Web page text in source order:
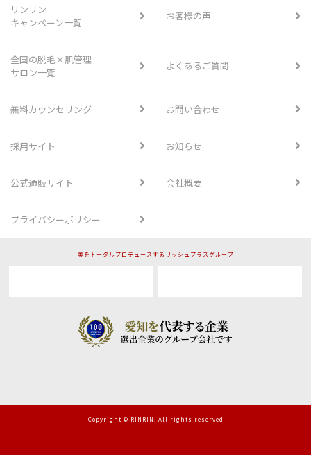
リンリン
キャンペーン一覧
お客様の声
全国の脱毛×肌管理
サロン一覧
よくあるご質問
無料カウンセリング お問い合わせ
採用サイト お知らせ
公式通販サイト 会社概要
プライバシーポリシー
美をトータルプロデュースするリッシュプラスグループ
Copyright © RINRIN. All rights reserved